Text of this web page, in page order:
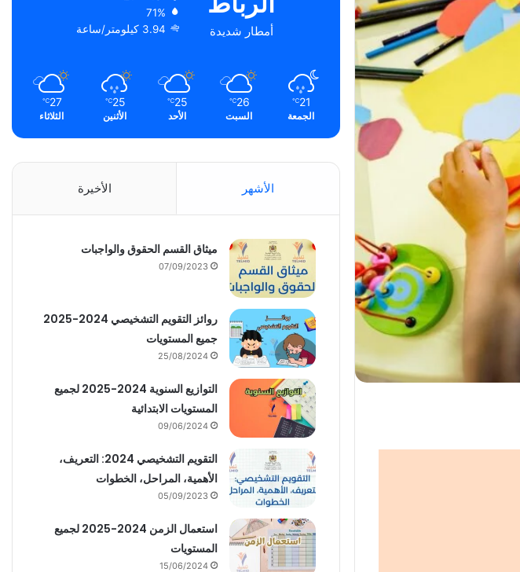
أمطار شديدة
71%
3.94 كيلومتر/ساعة
21
℃
الجمعة
26
℃
السبت
25
℃
الأحد
25
℃
الأثنين
27
℃
الثلاثاء
الأشهر الأخيرة
ميثاق القسم الحقوق والواجبات
07/09/2023
روائز التقويم التشخيصي 2024-2025
جميع المستويات
25/08/2024
التوازيع السنوية 2024-2025 لجميع
المستويات الابتدائية
09/06/2024
التقويم التشخيصي 2024: التعريف،
الأهمية، المراحل، الخطوات
05/09/2023
استعمال الزمن 2024-2025 لجميع
المستويات
15/06/2024